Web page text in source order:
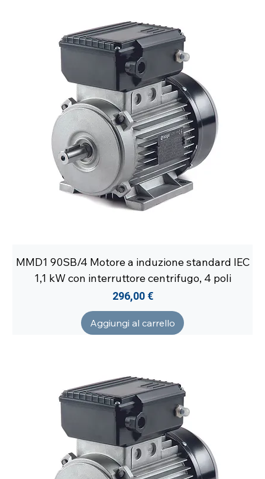
MMD1 90SB/4 Motore a induzione standard IEC
1,1 kW con interruttore centrifugo, 4 poli
Prezzo
296,00 €
Aggiungi al carrello